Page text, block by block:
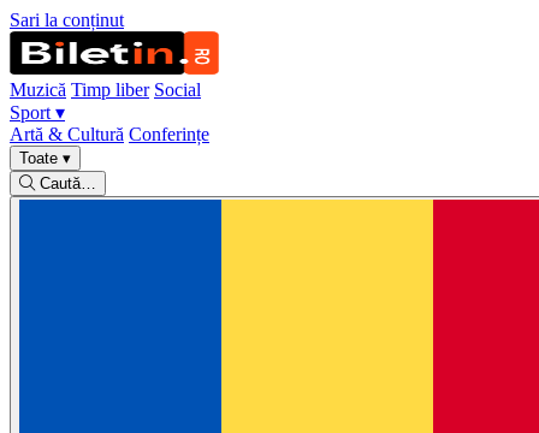
Sari la conținut
Muzică Timp liber Social
Sport ▾
Artă & Cultură Conferințe
Toate ▾
Caută…